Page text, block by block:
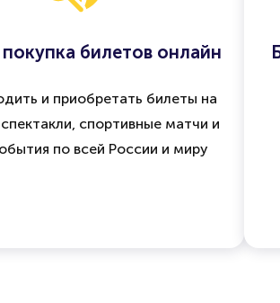
билетов онлайн
и приобретать билеты на
спортивные матчи и
по всей России и миру